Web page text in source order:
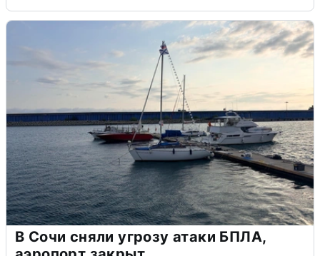
В Сочи сняли угрозу атаки БПЛА,